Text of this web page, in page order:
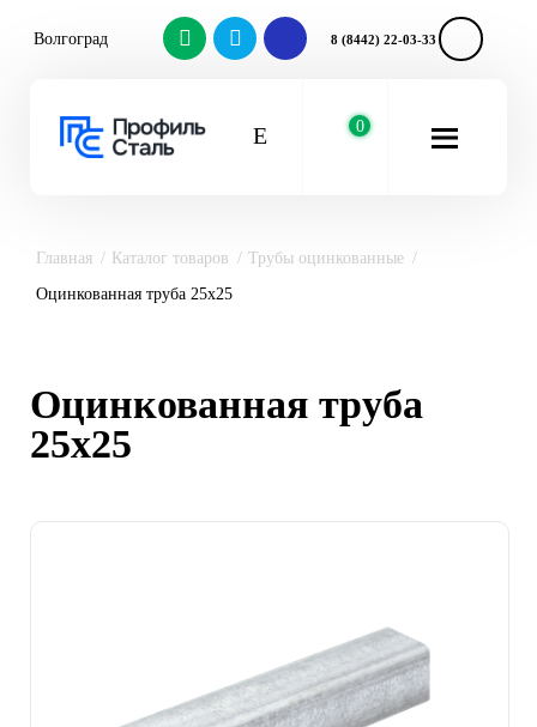
Волгоград 8 (8442) 22-03-33
0
Главная Каталог товаров
Трубы оцинкованные
Оцинкованная труба 25x25
Оцинкованная труба
25x25